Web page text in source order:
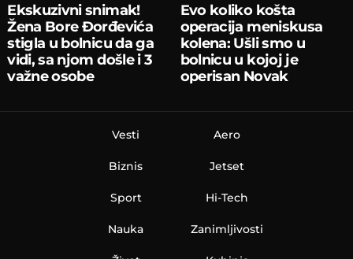
Ekskuzivni snimak!
Žena Bore Đorđevića
stigla u bolnicu da ga
vidi, sa njom došle i 3
važne osobe
Evo koliko košta
operacija meniskusa
kolena: Ušli smo u
bolnicu u kojoj je
operisan Novak
Vesti
Biznis
Sport
Nauka
Aero
Jetset
Hi-Tech
Zanimljivosti